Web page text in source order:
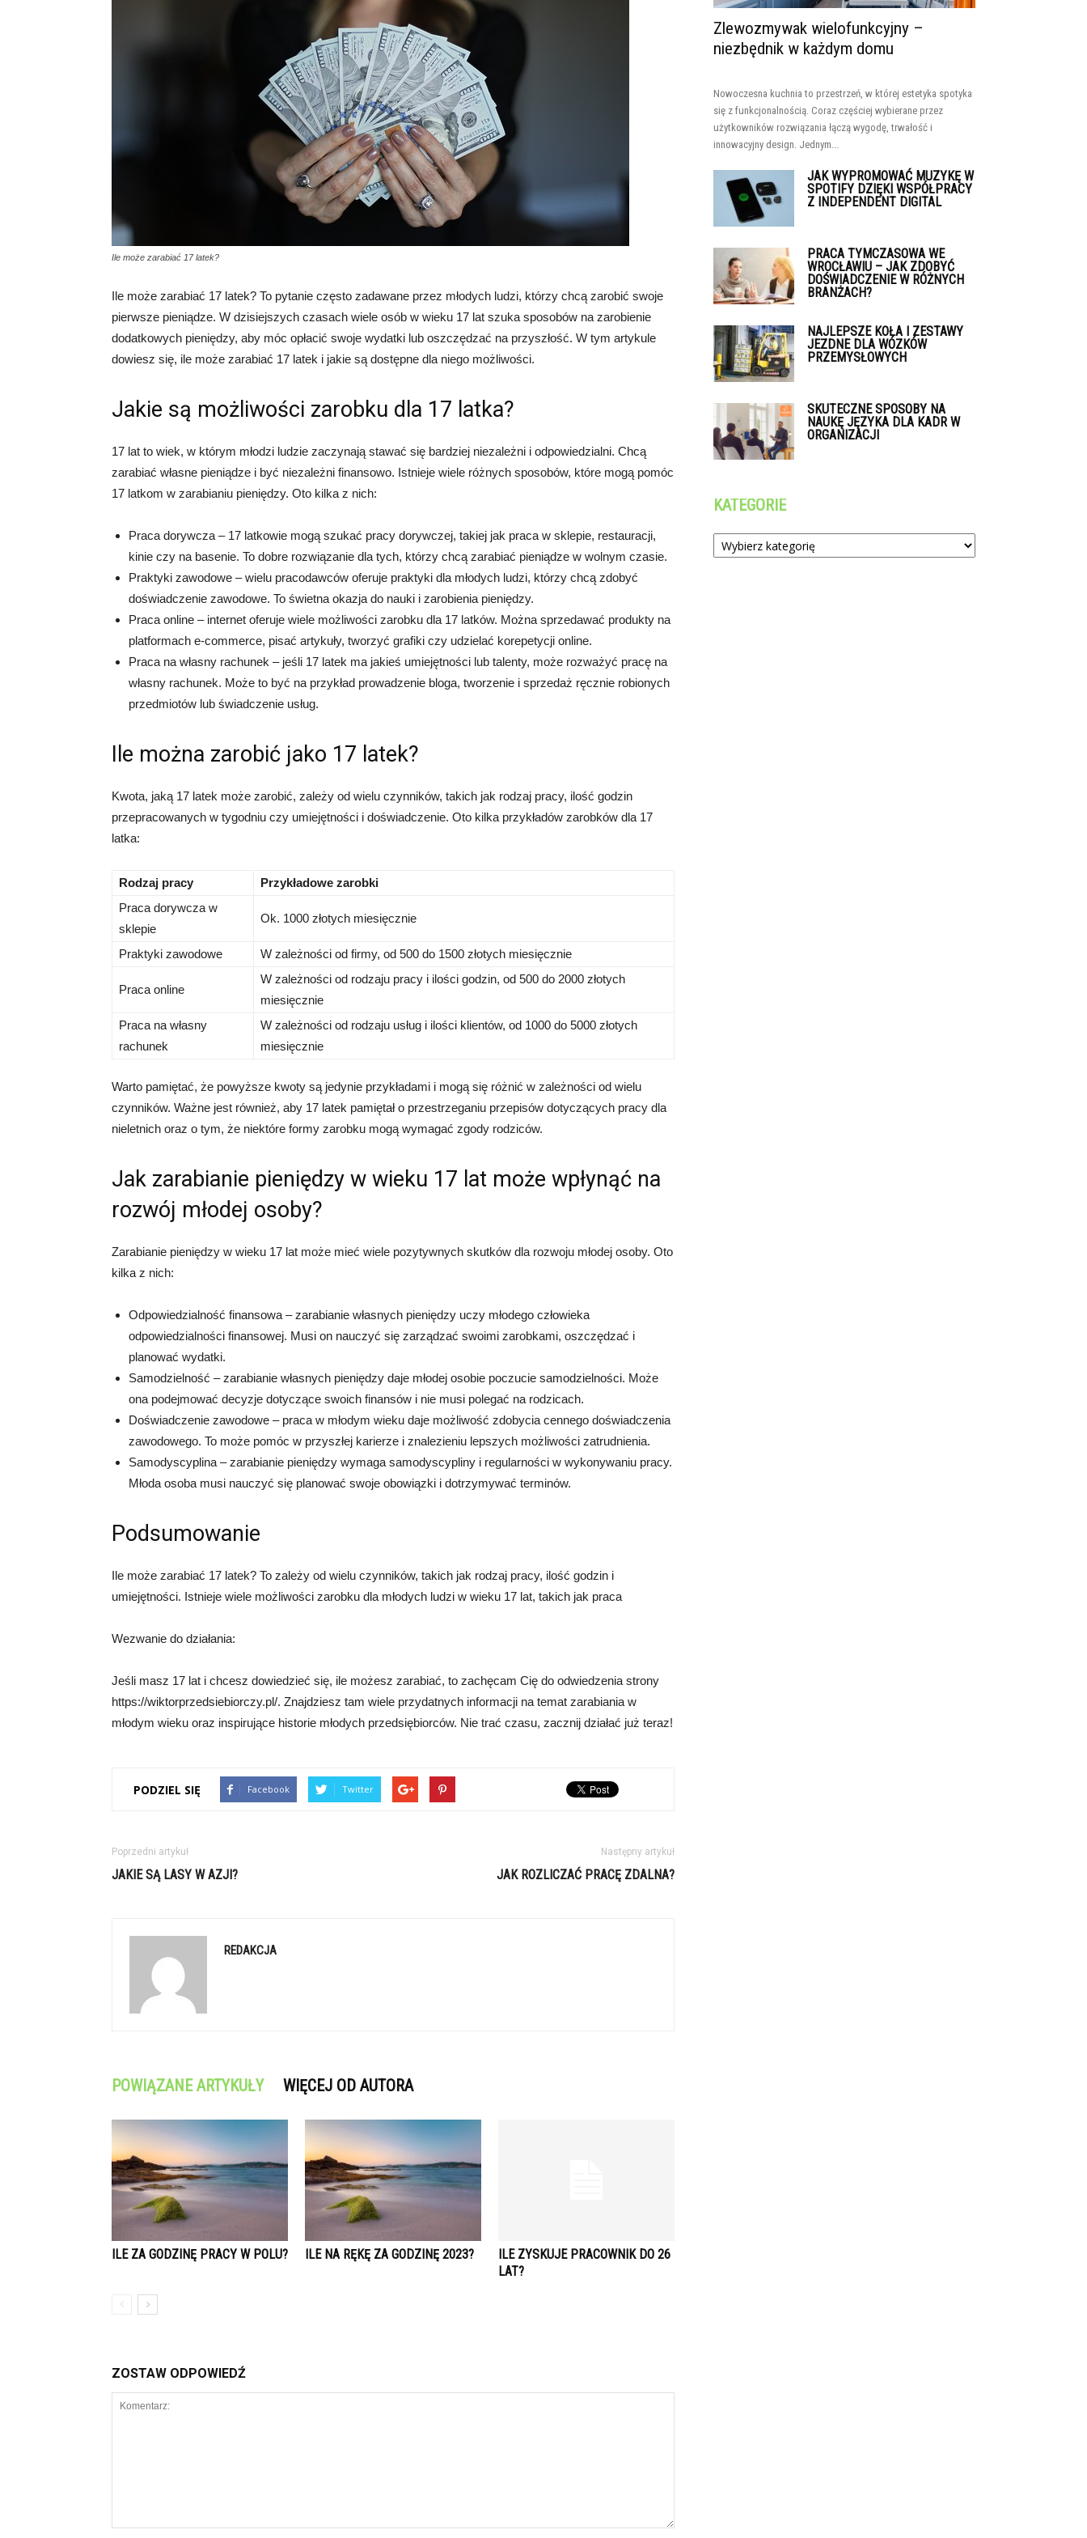
Ile może zarabiać 17 latek?
Ile może zarabiać 17 latek? To pytanie często zadawane przez młodych ludzi, którzy chcą zarobić swoje
pierwsze pieniądze. W dzisiejszych czasach wiele osób w wieku 17 lat szuka sposobów na zarobienie
dodatkowych pieniędzy, aby móc opłacić swoje wydatki lub oszczędzać na przyszłość. W tym artykule
dowiesz się, ile może zarabiać 17 latek i jakie są dostępne dla niego możliwości.
Jakie są możliwości zarobku dla 17 latka?
17 lat to wiek, w którym młodzi ludzie zaczynają stawać się bardziej niezależni i odpowiedzialni. Chcą
zarabiać własne pieniądze i być niezależni finansowo. Istnieje wiele różnych sposobów, które mogą pomóc
17 latkom w zarabianiu pieniędzy. Oto kilka z nich:
Praca dorywcza – 17 latkowie mogą szukać pracy dorywczej, takiej jak praca w sklepie, restauracji,
kinie czy na basenie. To dobre rozwiązanie dla tych, którzy chcą zarabiać pieniądze w wolnym czasie.
Praktyki zawodowe – wielu pracodawców oferuje praktyki dla młodych ludzi, którzy chcą zdobyć
doświadczenie zawodowe. To świetna okazja do nauki i zarobienia pieniędzy.
Praca online – internet oferuje wiele możliwości zarobku dla 17 latków. Można sprzedawać produkty na
platformach e-commerce, pisać artykuły, tworzyć grafiki czy udzielać korepetycji online.
Praca na własny rachunek – jeśli 17 latek ma jakieś umiejętności lub talenty, może rozważyć pracę na
własny rachunek. Może to być na przykład prowadzenie bloga, tworzenie i sprzedaż ręcznie robionych
przedmiotów lub świadczenie usług.
Ile można zarobić jako 17 latek?
Kwota, jaką 17 latek może zarobić, zależy od wielu czynników, takich jak rodzaj pracy, ilość godzin
przepracowanych w tygodniu czy umiejętności i doświadczenie. Oto kilka przykładów zarobków dla 17
latka:
Rodzaj pracy
Przykładowe zarobki
Praca dorywcza w
sklepie
Ok. 1000 złotych miesięcznie
Praktyki zawodowe W zależności od firmy, od 500 do 1500 złotych miesięcznie
Praca online
W zależności od rodzaju pracy i ilości godzin, od 500 do 2000 złotych
miesięcznie
Praca na własny
rachunek
W zależności od rodzaju usług i ilości klientów, od 1000 do 5000 złotych
miesięcznie
Warto pamiętać, że powyższe kwoty są jedynie przykładami i mogą się różnić w zależności od wielu
czynników. Ważne jest również, aby 17 latek pamiętał o przestrzeganiu przepisów dotyczących pracy dla
nieletnich oraz o tym, że niektóre formy zarobku mogą wymagać zgody rodziców.
Jak zarabianie pieniędzy w wieku 17 lat może wpłynąć na
rozwój młodej osoby?
Zarabianie pieniędzy w wieku 17 lat może mieć wiele pozytywnych skutków dla rozwoju młodej osoby. Oto
kilka z nich:
Odpowiedzialność finansowa – zarabianie własnych pieniędzy uczy młodego człowieka
odpowiedzialności finansowej. Musi on nauczyć się zarządzać swoimi zarobkami, oszczędzać i
planować wydatki.
Samodzielność – zarabianie własnych pieniędzy daje młodej osobie poczucie samodzielności. Może
ona podejmować decyzje dotyczące swoich finansów i nie musi polegać na rodzicach.
Doświadczenie zawodowe – praca w młodym wieku daje możliwość zdobycia cennego doświadczenia
zawodowego. To może pomóc w przyszłej karierze i znalezieniu lepszych możliwości zatrudnienia.
Samodyscyplina – zarabianie pieniędzy wymaga samodyscypliny i regularności w wykonywaniu pracy.
Młoda osoba musi nauczyć się planować swoje obowiązki i dotrzymywać terminów.
Podsumowanie
Ile może zarabiać 17 latek? To zależy od wielu czynników, takich jak rodzaj pracy, ilość godzin i
umiejętności. Istnieje wiele możliwości zarobku dla młodych ludzi w wieku 17 lat, takich jak praca
Wezwanie do działania:
Jeśli masz 17 lat i chcesz dowiedzieć się, ile możesz zarabiać, to zachęcam Cię do odwiedzenia strony
https://wiktorprzedsiebiorczy.pl/. Znajdziesz tam wiele przydatnych informacji na temat zarabiania w
młodym wieku oraz inspirujące historie młodych przedsiębiorców. Nie trać czasu, zacznij działać już teraz!
PODZIEL SIĘ Facebook Twitter
Poprzedni artykuł
JAKIE SĄ LASY W AZJI?
Następny artykuł
JAK ROZLICZAĆ PRACĘ ZDALNA?
REDAKCJA
POWIĄZANE ARTYKUŁY WIĘCEJ OD AUTORA
ILE ZA GODZINĘ PRACY W POLU? ILE NA RĘKĘ ZA GODZINĘ 2023?
ILE ZYSKUJE PRACOWNIK DO 26
LAT?
ZOSTAW ODPOWIEDŹ
Zlewozmywak wielofunkcyjny –
niezbędnik w każdym domu
Nowoczesna kuchnia to przestrzeń, w której estetyka spotyka
się z funkcjonalnością. Coraz częściej wybierane przez
użytkowników rozwiązania łączą wygodę, trwałość i
innowacyjny design. Jednym...
JAK WYPROMOWAĆ MUZYKĘ W
SPOTIFY DZIĘKI WSPÓŁPRACY
Z INDEPENDENT DIGITAL
PRACA TYMCZASOWA WE
WROCŁAWIU – JAK ZDOBYĆ
DOŚWIADCZENIE W RÓŻNYCH
BRANŻACH?
NAJLEPSZE KOŁA I ZESTAWY
JEZDNE DLA WÓZKÓW
PRZEMYSŁOWYCH
SKUTECZNE SPOSOBY NA
NAUKĘ JĘZYKA DLA KADR W
ORGANIZACJI
KATEGORIE
Kategorie